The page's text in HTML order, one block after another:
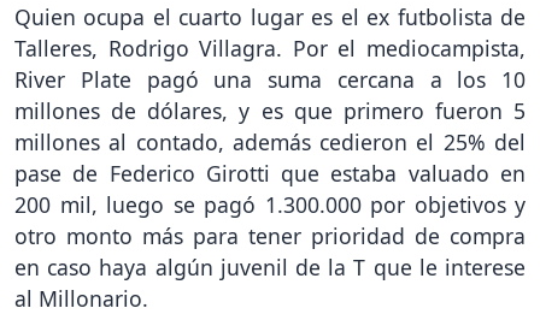
Quien ocupa el cuarto lugar es el ex futbolista de
Talleres, Rodrigo Villagra. Por el mediocampista,
River Plate pagó una suma cercana a los 10
millones de dólares, y es que primero fueron 5
millones al contado, además cedieron el 25% del
pase de Federico Girotti que estaba valuado en
200 mil, luego se pagó 1.300.000 por objetivos y
otro monto más para tener prioridad de compra
en caso haya algún juvenil de la T que le interese
al Millonario.